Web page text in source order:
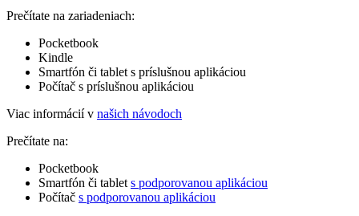
Prečítate na zariadeniach:
Pocketbook
Kindle
Smartfón či tablet s príslušnou aplikáciou
Počítač s príslušnou aplikáciou
Viac informácií v našich návodoch
Prečítate na:
Pocketbook
Smartfón či tablet s podporovanou aplikáciou
Počítač s podporovanou aplikáciou